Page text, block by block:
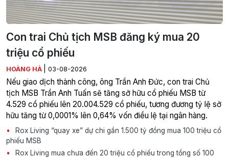
Con trai Chủ tịch MSB đăng ký mua 20
triệu cổ phiếu
HOÀNG HÀ 03-08-2026
Nếu giao dịch thành công, ông Trần Anh Đức, con trai Chủ
tịch MSB Trần Anh Tuấn sẽ tăng sở hữu cổ phiếu MSB từ
4.529 cổ phiếu lên 20.004.529 cổ phiếu, tương đương tỷ lệ sở
hữu tăng từ 0,0001% lên 0,64% vốn điều lệ tại ngân hàng.
Rox Living “quay xe” dự chi gần 1.500 tỷ đồng mua 100 triệu cổ
phiếu MSB
Rox Living mua chưa đến 20 triệu cổ phiếu trong tổng số 100